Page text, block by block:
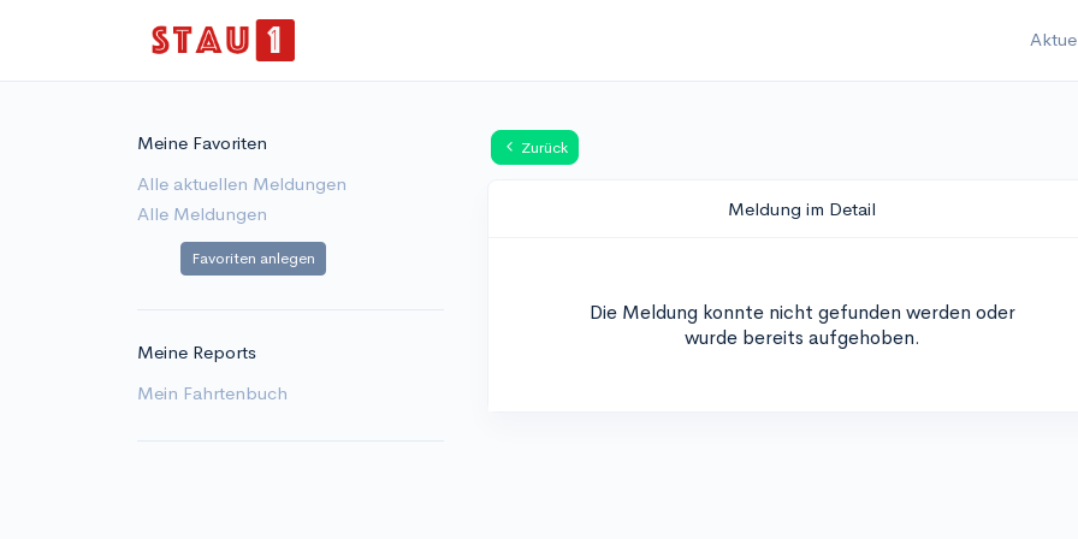
Meine Favoriten
Alle aktuellen Meldungen
Alle Meldungen
Favoriten anlegen
Meine Reports
Mein Fahrtenbuch
Zurück
Meldung im Detail
Die Meldung konnte nicht gefunden werden oder
wurde bereits aufgehoben.